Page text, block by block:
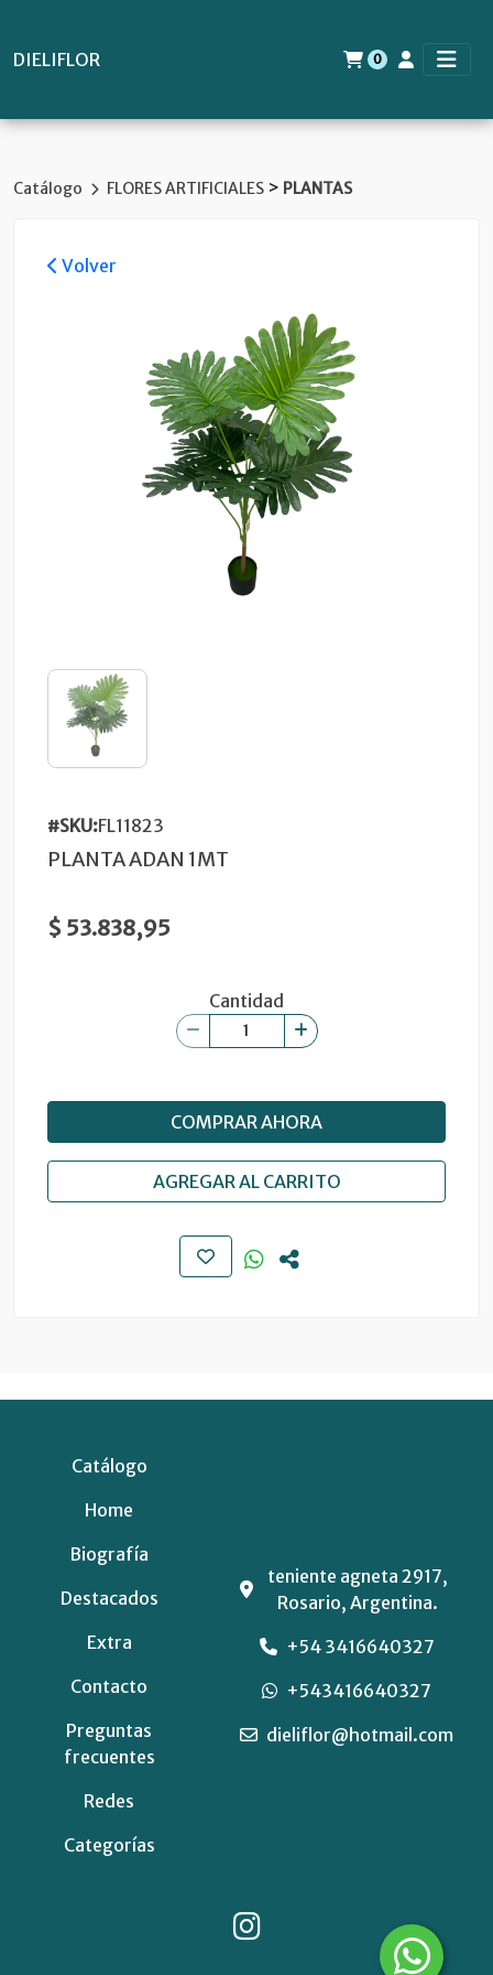
DIELIFLOR 0
Catálogo FLORES ARTIFICIALES > PLANTAS
Volver
#SKU:FL11823
PLANTA ADAN 1MT
$ 53.838,95
Cantidad
COMPRAR AHORA
AGREGAR AL CARRITO
Catálogo
Home
Biografía
Destacados
Extra
Contacto
Preguntas
frecuentes
Redes
Categorías
teniente agneta 2917,
Rosario, Argentina.
+54 3416640327
+543416640327
dieliflor@hotmail.com